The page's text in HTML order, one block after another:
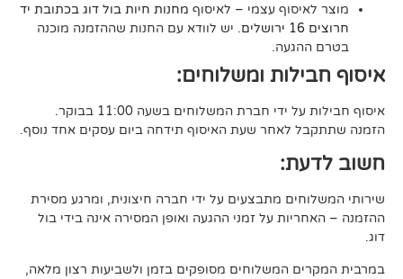
עצמי – לאיסוףמחנות חיות בול דוג בכתובת יד
. יש לוודא עם החנות שההזמנה מוכנה
ומשלוחים:
חברת המשלוחים בשעה 11:00 בבוקר.
לאחר שעת האיסוף תידחה ביום עסקים אחד נוסף.
מתבצעים על ידי חברה חיצונית, ומרגע מסירת
על זמני ההגעה ואופן המסירה אינה בידי בול
המשלוחים מסופקים בזמן ולשביעות רצון מלאה,